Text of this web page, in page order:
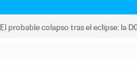
El probable colapso tras el eclipse: la